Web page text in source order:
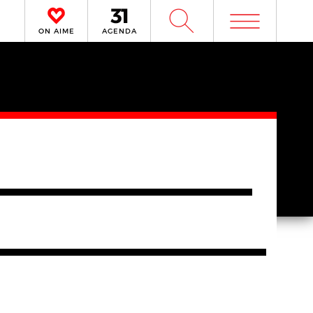
ON AIME AGENDA W m